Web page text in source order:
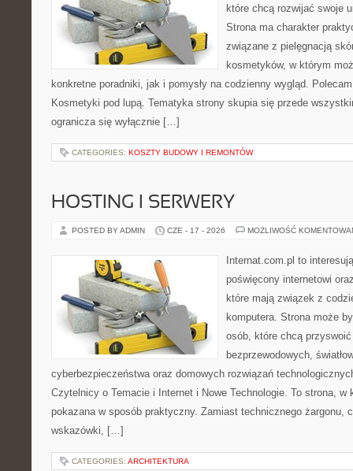
które chcą rozwijać swoje
Strona ma charakter
związane z pielęgnacją
kosmetyków, w którym
konkretne poradniki, jak i pomysły na codzienny wygląd.
Kosmetyki pod lupą. Tematyka strony skupia się przede
ogranicza się wyłącznie […]
CATEGORIES: KOSZTY BUDOWY I REMONTÓW
HOSTING I SERWERY
POSTED BY ADMIN CZE - 17 - 2026 MOŻLIWOŚĆ
Internat.com.pl to
poświęcony internetowi
które mają związek z
komputera. Strona może
osób, które chcą
bezprzewodowych,
cyberbezpieczeństwa oraz domowych rozwiązań
Czytelnicy o Temacie i Internet i Nowe Technologie. To strona, w
pokazana w sposób praktyczny. Zamiast technicznego żargonu,
wskazówki, […]
CATEGORIES: ARCHITEKTURA